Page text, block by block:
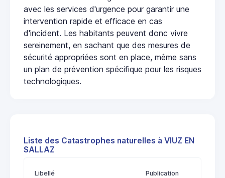
avec les services d'urgence pour garantir une
intervention rapide et efficace en cas
d'incident. Les habitants peuvent donc vivre
sereinement, en sachant que des mesures de
sécurité appropriées sont en place, même sans
un plan de prévention spécifique pour les risques
technologiques.
Liste des Catastrophes naturelles à VIUZ EN
SALLAZ
Libellé Publication